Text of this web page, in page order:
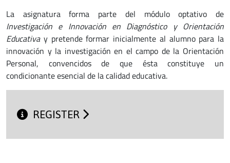
La asignatura forma parte del módulo optativo de
Investigación e Innovación en Diagnóstico y Orientación
Educativa y pretende formar inicialmente al alumno para la
innovación y la investigación en el campo de la Orientación
Personal, convencidos de que ésta constituye un
condicionante esencial de la calidad educativa.
REGISTER